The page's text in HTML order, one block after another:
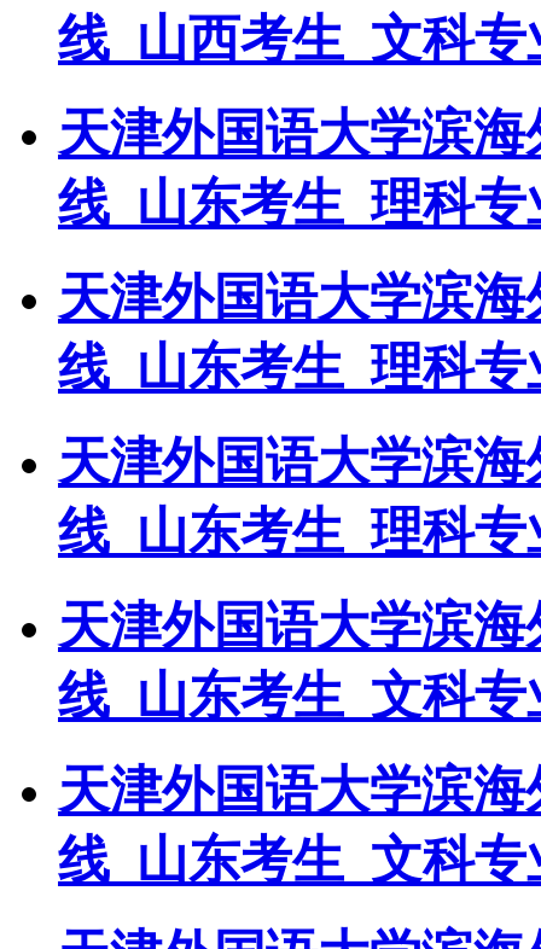
线_山西考生_文科
天津外国语大学滨
线_山东考生_理科
天津外国语大学滨
线_山东考生_理科
天津外国语大学滨
线_山东考生_理科
天津外国语大学滨
线_山东考生_文科
天津外国语大学滨
线_山东考生_文科